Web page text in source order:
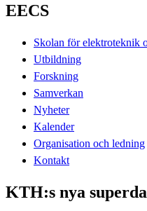
EECS
Skolan för elektroteknik
Utbildning
Forskning
Samverkan
Nyheter
Kalender
Organisation och ledning
Kontakt
KTH:s nya